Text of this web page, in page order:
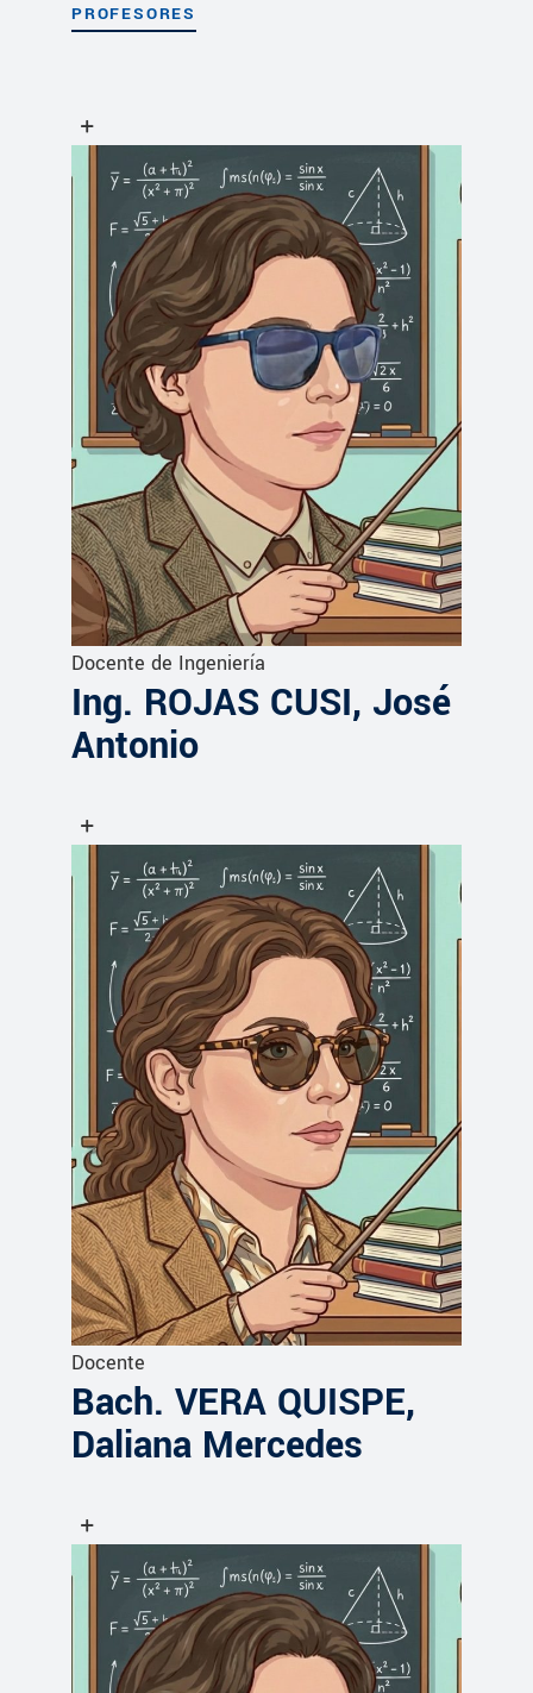
PROFESORES
Docente de Ingeniería
Ing. ROJAS CUSI, José
Antonio
Docente
Bach. VERA QUISPE,
Daliana Mercedes